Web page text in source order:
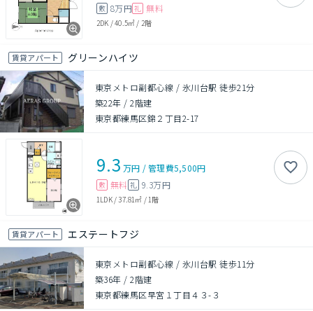
敷 8万円 礼 無料
2DK /40.5㎡ / 2階
賃貸アパート グリーンハイツ
東京メトロ副都心線 / 氷川台駅 徒歩21分
築22年 /2階建
東京都練馬区錦２丁目2-17
9.3 万円 /管理費5,500円
敷 無料 礼 9.3万円
1LDK/37.81㎡ / 1階
賃貸アパート エステートフジ
東京メトロ副都心線 / 氷川台駅 徒歩11分
築36年 /2階建
東京都練馬区早宮１丁目４３-３